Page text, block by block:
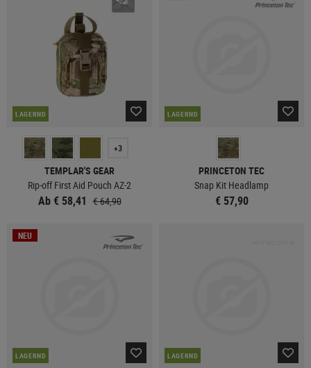
LAGERND
+3
TEMPLAR'S GEAR
Rip-off First Aid Pouch AZ-2
Ab € 58,41 € 64,90
LAGERND
PRINCETON TEC
Snap Kit Headlamp
€ 57,90
NEU
LAGERND LAGERND